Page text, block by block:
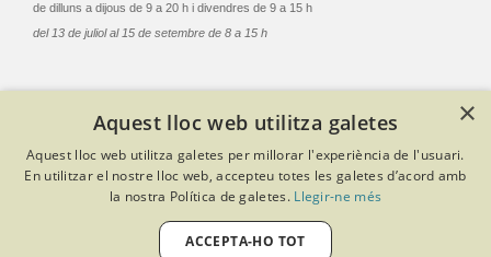
de dilluns a dijous de 9 a 20 h i divendres de 9 a 15 h
del 13 de juliol al 15 de setembre de 8 a 15 h
© Col·legi Oficial Infermeres i Infermers de Barcelona
Criteris de privacitat
Política de cookies
Avís legal
Política de protecció de dades
Política de qualitat
Desenvolupat amb Softeng Portal Builder
×
Aquest lloc web utilitza galetes
Aquest lloc web utilitza galetes per millorar l'experiència de l'usuari.
En utilitzar el nostre lloc web, accepteu totes les galetes d’acord amb
la nostra Política de galetes. Llegir-ne més
ACCEPTA-HO TOT